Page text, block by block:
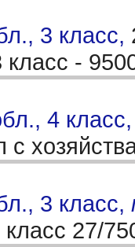
3 класс,
-
4
3 класс,
27/